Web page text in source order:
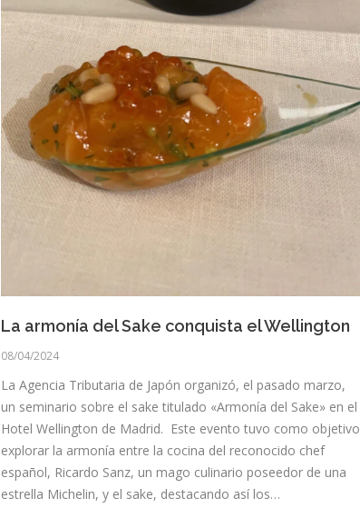
La armonía del Sake conquista el Wellington
08/04/2024
La Agencia Tributaria de Japón organizó, el pasado marzo,
un seminario sobre el sake titulado «Armonía del Sake» en el
Hotel Wellington de Madrid. Este evento tuvo como objetivo
explorar la armonía entre la cocina del reconocido chef
español, Ricardo Sanz, un mago culinario poseedor de una
estrella Michelin, y el sake, destacando así los…